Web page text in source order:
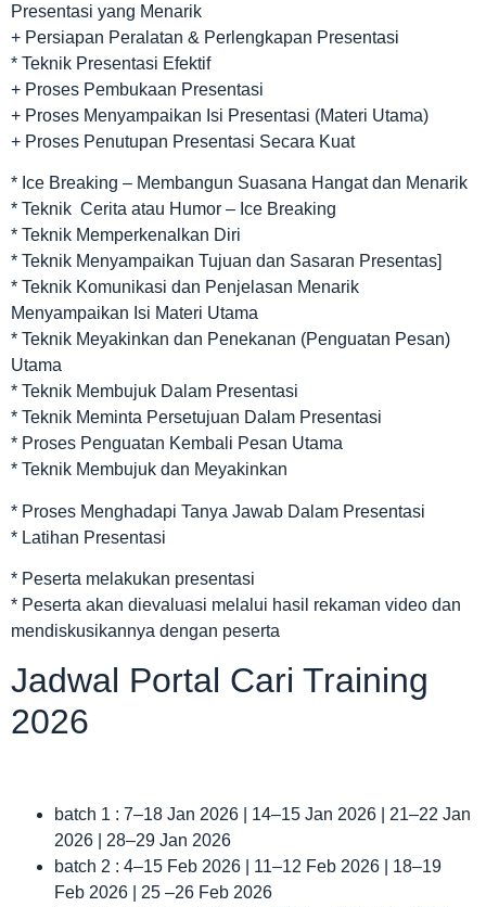
Presentasi yang Menarik
+ Persiapan Peralatan & Perlengkapan Presentasi
* Teknik Presentasi Efektif
+ Proses Pembukaan Presentasi
+ Proses Menyampaikan Isi Presentasi (Materi Utama)
+ Proses Penutupan Presentasi Secara Kuat
* Ice Breaking – Membangun Suasana Hangat dan Menarik
* Teknik Cerita atau Humor – Ice Breaking
* Teknik Memperkenalkan Diri
* Teknik Menyampaikan Tujuan dan Sasaran Presentas]
* Teknik Komunikasi dan Penjelasan Menarik
Menyampaikan Isi Materi Utama
* Teknik Meyakinkan dan Penekanan (Penguatan Pesan)
Utama
* Teknik Membujuk Dalam Presentasi
* Teknik Meminta Persetujuan Dalam Presentasi
* Proses Penguatan Kembali Pesan Utama
* Teknik Membujuk dan Meyakinkan
* Proses Menghadapi Tanya Jawab Dalam Presentasi
* Latihan Presentasi
* Peserta melakukan presentasi
* Peserta akan dievaluasi melalui hasil rekaman video dan
mendiskusikannya dengan peserta
Jadwal Portal Cari Training
2026
batch 1 : 7–18 Jan 2026 | 14–15 Jan 2026 | 21–22 Jan
2026 | 28–29 Jan 2026
batch 2 : 4–15 Feb 2026 | 11–12 Feb 2026 | 18–19
Feb 2026 | 25 –26 Feb 2026